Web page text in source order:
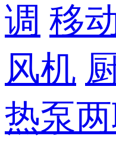
调 移
风机
热泵